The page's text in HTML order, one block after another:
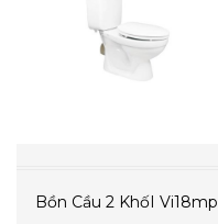
Bồn Cầu 2 KhốI Vi18mp